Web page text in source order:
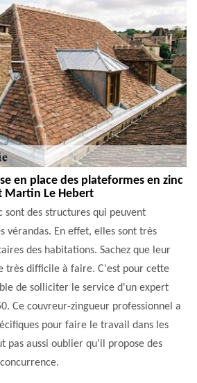
en place des plateformes en zinc
Martin Le Hebert
sont des structures qui peuvent
vérandas. En effet, elles sont très
des habitations. Sachez que leur
très difficile à faire. C'est pour cette
de solliciter le service d'un expert
Ce couvreur-zingueur professionnel a
pour faire le travail dans les
pas aussi oublier qu'il propose des